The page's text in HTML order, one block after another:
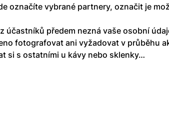
označíte vybrané partnery, označit je
účastníků předem nezná vaše osobní
fotografovat ani vyžadovat v průběhu
si s ostatními u kávy nebo sklenky…